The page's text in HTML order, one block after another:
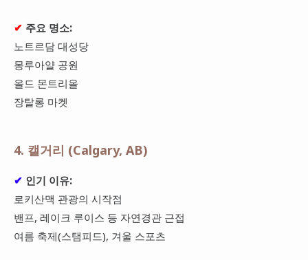
✔ 주요 명소:
노트르담 대성당
몽루아얄 공원
올드 몬트리올
장탈롱 마켓
4. 캘거리 (Calgary, AB)
✔ 인기 이유:
로키산맥 관광의 시작점
밴프, 레이크 루이스 등 자연경관 근접
여름 축제(스탬피드), 겨울 스포츠